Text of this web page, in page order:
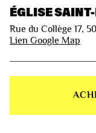
ÉGLISE
Rue du Collège 17,
Lien Google Map